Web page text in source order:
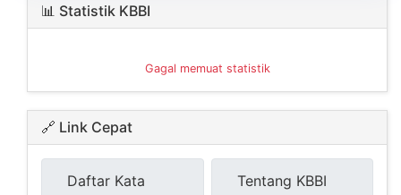
📊 Statistik KBBI
Gagal memuat statistik
🔗 Link Cepat
Daftar Kata Tentang KBBI